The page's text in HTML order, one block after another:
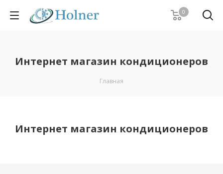
0
Интернет магазин кондиционеров
Главная
Интернет магазин кондиционеров